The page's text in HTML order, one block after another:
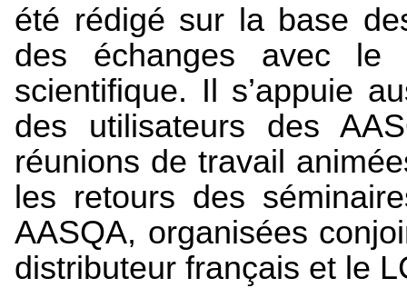
été rédigé sur la base
des échanges avec le
scientifique. Il s’appuie
des utilisateurs des
réunions de travail
les retours des
AASQA, organisées
distributeur français et le